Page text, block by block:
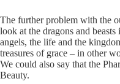
The further problem with the
look at the dragons and
angels, the life and the
treasures of grace – in other
We could also say that the
Beauty.